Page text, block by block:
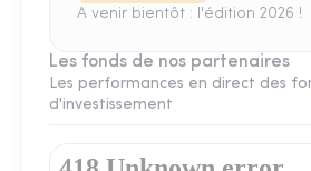
A venir bientôt : l'édition 2026 !
Les fonds de nos partenaires
Les performances en direct des
d'investissement